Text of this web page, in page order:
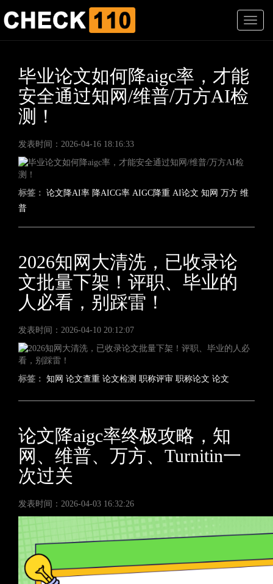
T
o
毕业论文如何降aigc率，才能
安全通过知网/维普/万方AI检
测！
发表时间：2026-04-16 18:16:33
标签： 论文降AI率 降AICG率 AIGC降重 AI论文 知网 万方 维
普
2026知网大清洗，已收录论
文批量下架！评职、毕业的
人必看，别踩雷！
发表时间：2026-04-10 20:12:07
标签： 知网 论文查重 论文检测 职称评审 职称论文 论文
论文降aigc率终极攻略，知
网、维普、万方、Turnitin一
次过关
发表时间：2026-04-03 16:32:26